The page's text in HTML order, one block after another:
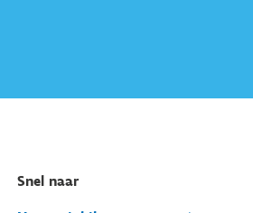
Snel naar